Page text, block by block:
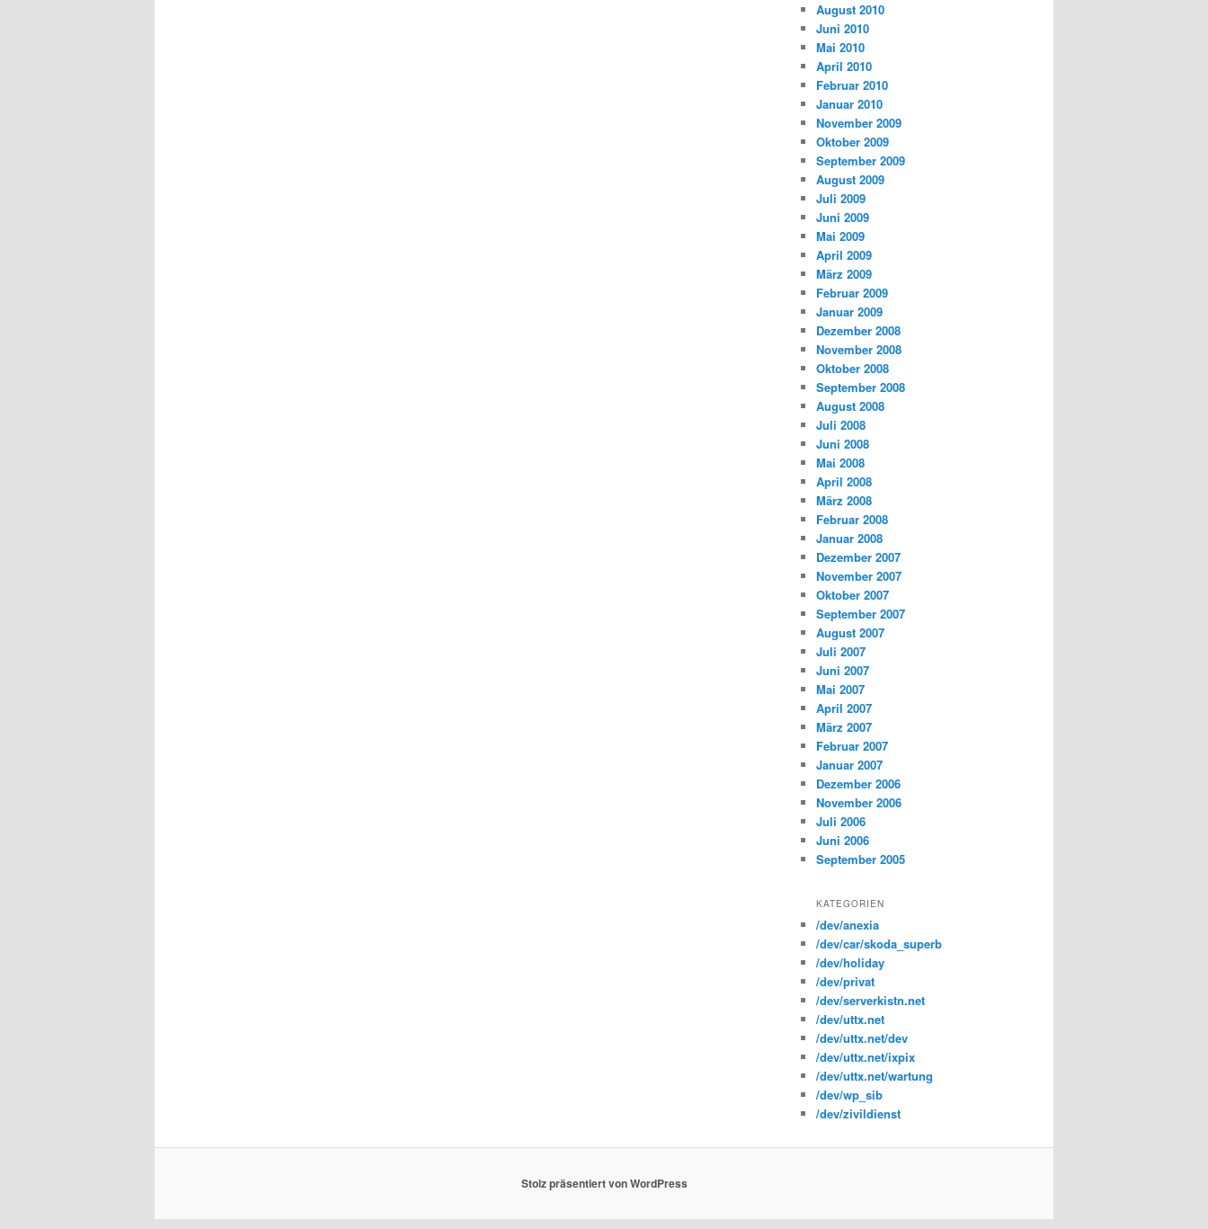
August 2010
Juni 2010
Mai 2010
April 2010
Februar 2010
Januar 2010
November 2009
Oktober 2009
September 2009
August 2009
Juli 2009
Juni 2009
Mai 2009
April 2009
März 2009
Februar 2009
Januar 2009
Dezember 2008
November 2008
Oktober 2008
September 2008
August 2008
Juli 2008
Juni 2008
Mai 2008
April 2008
März 2008
Februar 2008
Januar 2008
Dezember 2007
November 2007
Oktober 2007
September 2007
August 2007
Juli 2007
Juni 2007
Mai 2007
April 2007
März 2007
Februar 2007
Januar 2007
Dezember 2006
November 2006
Juli 2006
Juni 2006
September 2005
KATEGORIEN
/dev/anexia
/dev/car/skoda_superb
/dev/holiday
/dev/privat
/dev/serverkistn.net
/dev/uttx.net
/dev/uttx.net/dev
/dev/uttx.net/ixpix
/dev/uttx.net/wartung
/dev/wp_sib
/dev/zivildienst
Stolz präsentiert von WordPress